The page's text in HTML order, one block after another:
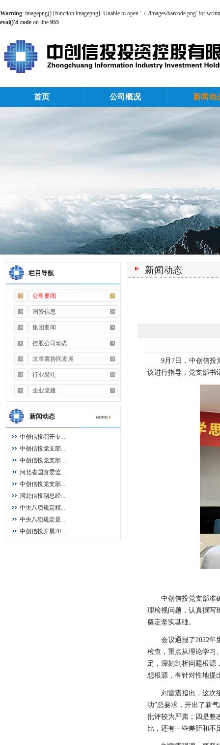
Warning: imagepng() [function.imagepng]: Unable to open '../../images/barcode.png' for
eval()'d code on line 955
首页 公司概况 新闻动
栏目导航
公司要闻
国资信息
集团要闻
控股公司动态
京津冀协同发展
行业聚焦
企业党建
新闻动态
中创信投召开专...
中创信投党支部...
中创信投党支部...
河北省国资委监...
中创信投党支部...
河北信投副总经...
中央八项规定精...
中央八项规定是...
中创信投开展20...
新闻动态
9月7日，中创信投
议进行指导，党支部书
中创信投党支部准
理检视问题，认真撰写
奠定坚实基础。
会议通报了2022年
检查，重点从理论学习
足，深刻剖析问题根源
想根源，有针对性地提
刘雷震指出，这次
功”总要求，开出了新
批评较为严肃；四是整
比，还有一些差距和不